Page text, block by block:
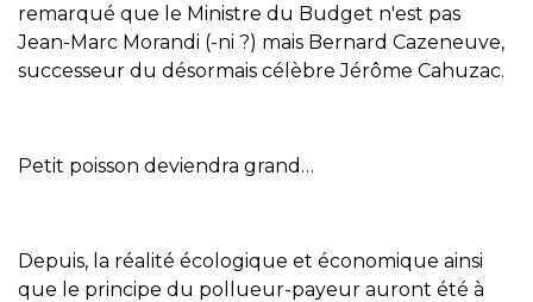
remarqué que le Ministre du Budget n'est pas
Jean-Marc Morandi (-ni ?) mais Bernard Cazeneuve,
successeur du désormais célèbre Jérôme Cahuzac.
Petit poisson deviendra grand…
Depuis, la réalité écologique et économique ainsi
que le principe du pollueur-payeur auront été à